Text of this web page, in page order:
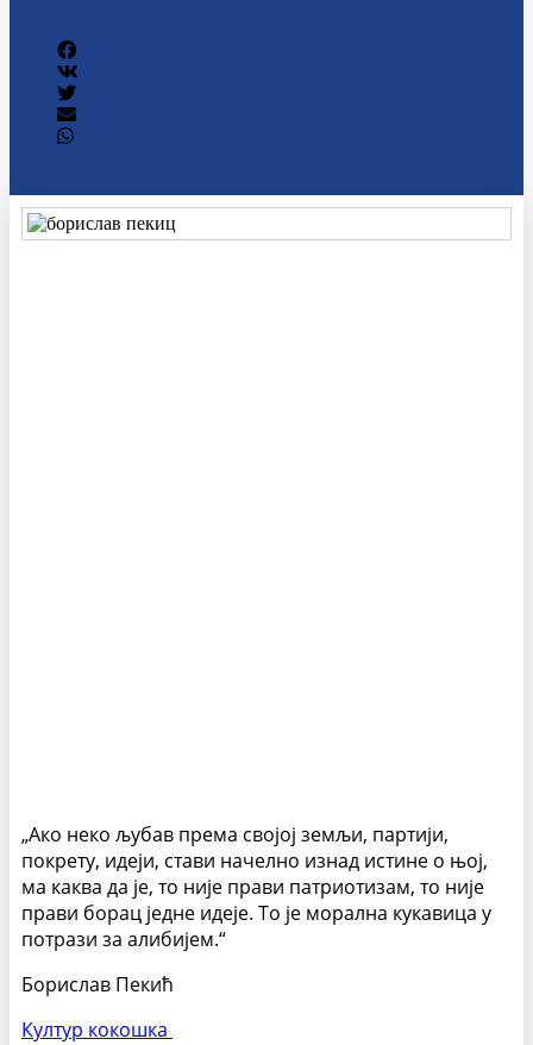
„Ако неко љубав према својој земљи, партији,
покрету, идеји, стави начелно изнад истине о њој,
ма каква да је, то није прави патриотизам, то није
прави борац једне идеје. То је морална кукавица у
потрази за алибијем.“
Борислав Пекић
Култур кокошка